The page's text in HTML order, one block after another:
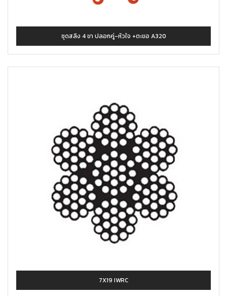
ชุดสลิง 4 ขา ปลอกคู่-หัวใจ +ตะขอ A320
7X19 IWRC